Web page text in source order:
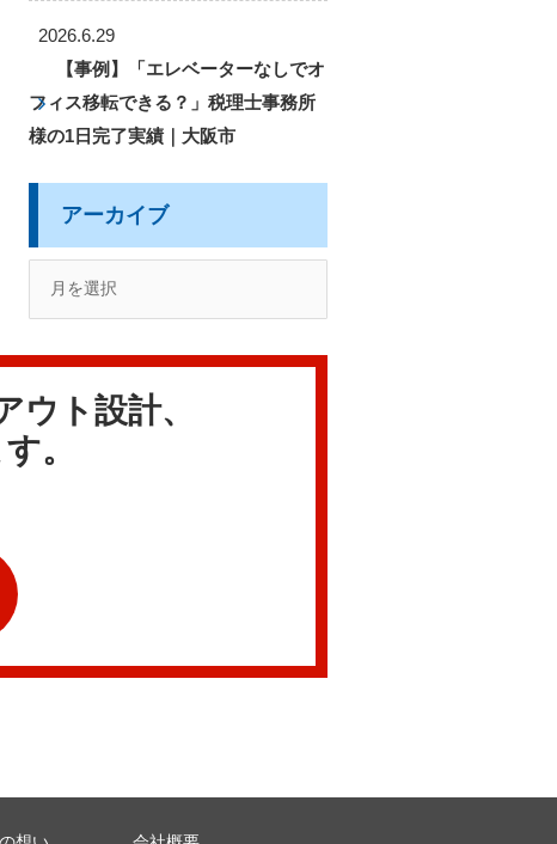
2026.6.29
【事例】「エレベーターなしでオ
フィス移転できる？」税理士事務所
様の1日完了実績｜大阪市
アーカイブ
ト設計、
。